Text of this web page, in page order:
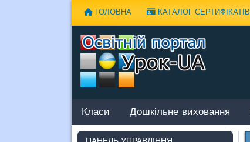
ГОЛОВНА КАТАЛОГ СЕРТИФІКАТІВ
Класи Дошкільне виховання